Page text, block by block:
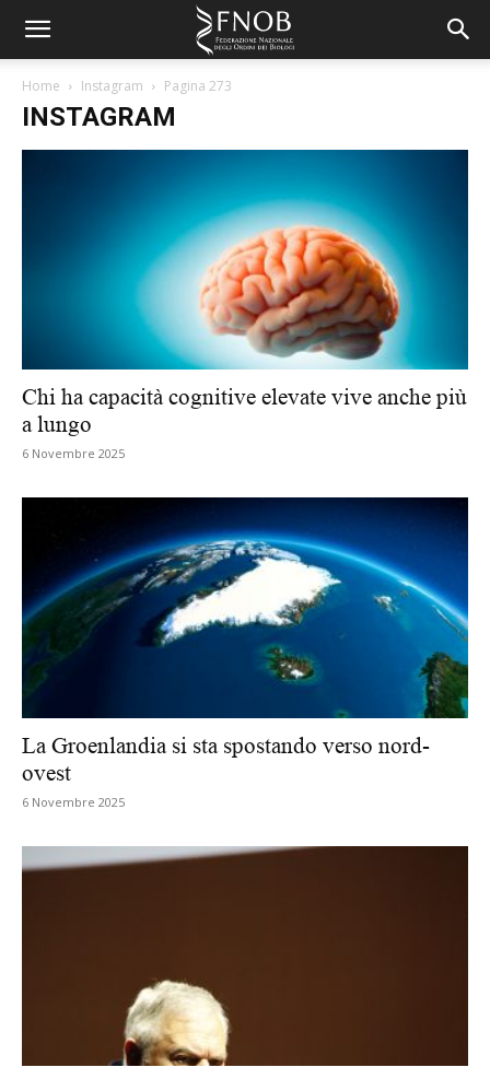
Home Instagram Pagina 273
INSTAGRAM
Chi ha capacità cognitive elevate vive anche più
a lungo
6 Novembre 2025
La Groenlandia si sta spostando verso nord-
ovest
6 Novembre 2025